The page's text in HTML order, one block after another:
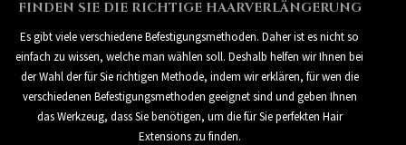
FINDEN SIE DIE RICHTIGE HAARVERLÄNGERUNG
Es gibt viele verschiedene Befestigungsmethoden. Daher ist es nicht so
einfach zu wissen, welche man wählen soll. Deshalb helfen wir Ihnen bei
der Wahl der für Sie richtigen Methode, indem wir erklären, für wen die
verschiedenen Befestigungsmethoden geeignet sind und geben Ihnen
das Werkzeug, dass Sie benötigen, um die für Sie perfekten Hair
Extensions zu finden.